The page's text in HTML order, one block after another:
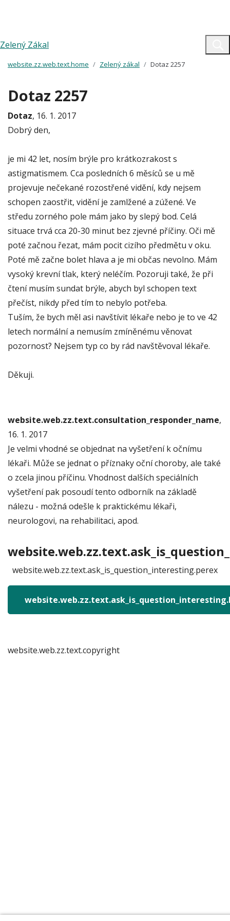
Zelený Zákal
website.zz.web.text.home Zelený zákal Dotaz 2257
Dotaz 2257
Dotaz, 16. 1. 2017
Dobrý den,
je mi 42 let, nosím brýle pro krátkozrakost s
astigmatismem. Cca posledních 6 měsíců se u mě
projevuje nečekané rozostřené vidění, kdy nejsem
schopen zaostřit, vidění je zamlžené a zúžené. Ve
středu zorného pole mám jako by slepý bod. Celá
situace trvá cca 20-30 minut bez zjevné příčiny. Oči mě
poté začnou řezat, mám pocit cizího předmětu v oku.
Poté mě začne bolet hlava a je mi občas nevolno. Mám
vysoký krevní tlak, který neléčím. Pozoruji také, že při
čtení musím sundat brýle, abych byl schopen text
přečíst, nikdy před tím to nebylo potřeba.
Tuším, že bych měl asi navštívit lékaře nebo je to ve 42
letech normální a nemusím zmíněnému věnovat
pozornost? Nejsem typ co by rád navštěvoval lékaře.
Děkuji.
website.web.zz.text.consultation_responder_name,
16. 1. 2017
Je velmi vhodné se objednat na vyšetření k očnímu
lékaři. Může se jednat o příznaky oční choroby, ale také
o zcela jinou příčinu. Vhodnost dalších speciálních
vyšetření pak posoudí tento odborník na základě
nálezu - možná odešle k praktickému lékaři,
neurologovi, na rehabilitaci, apod.
website.web.zz.text.ask_is_question_interesting.perex
website.web.zz.text.copyright